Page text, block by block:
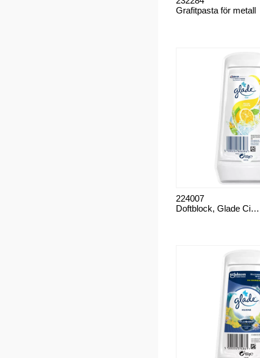
Grafitpasta för metall
Doftblock, Glade Citrus
224007